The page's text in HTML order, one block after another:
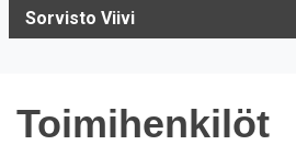
Sorvisto Viivi
Toimihenkilöt